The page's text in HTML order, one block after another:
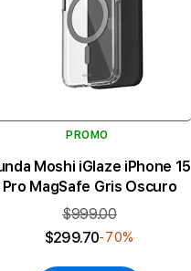
PROMO
Moshi iGlaze iPhone 15
Pro MagSafe Gris Oscuro
$999.00
$299.70-70%